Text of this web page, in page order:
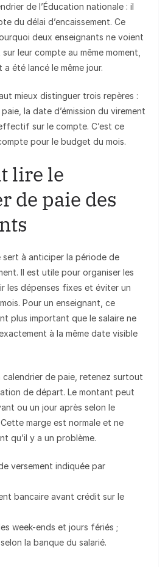
de l’Éducation nationale : il
du délai d’encaissement. Ce
deux enseignants ne voient
leur compte au même moment,
a été lancé le même jour.
mieux distinguer trois repères :
la date d’émission du virement
sur le compte. C’est ce
pour le budget du mois.
lire le
de paie des
sert à anticiper la période de
Il est utile pour organiser les
les dépenses fixes et éviter un
Pour un enseignant, ce
plus important que le salaire ne
à la même date visible
calendrier de paie, retenez surtout
de départ. Le montant peut
ou un jour après selon le
marge est normale et ne
qu’il y a un problème.
versement indiquée par
bancaire avant crédit sur le
week-ends et jours fériés ;
la banque du salarié.